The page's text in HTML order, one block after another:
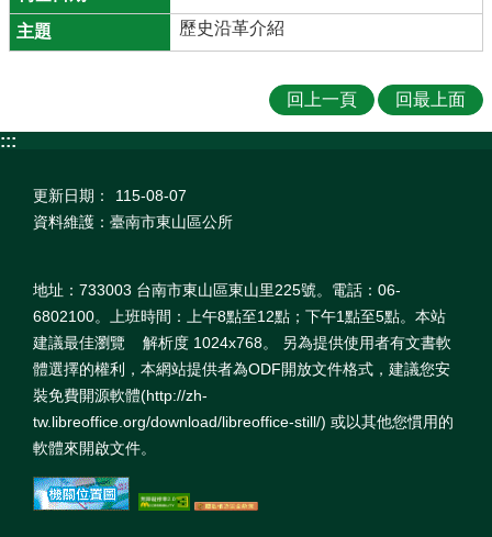
歷史沿革介紹
回上一頁 回最上面
:::
更新日期：
115-08-07
資料維護：臺南市東山區公所
地址：733003 台南市東山區東山里225號。電話：06-
6802100。上班時間：上午8點至12點；下午1點至5點。本站
建議最佳瀏覽 解析度 1024x768。 另為提供使用者有文書軟
體選擇的權利，本網站提供者為ODF開放文件格式，建議您安
裝免費開源軟體(http://zh-
tw.libreoffice.org/download/libreoffice-still/) 或以其他您慣用的
軟體來開啟文件。